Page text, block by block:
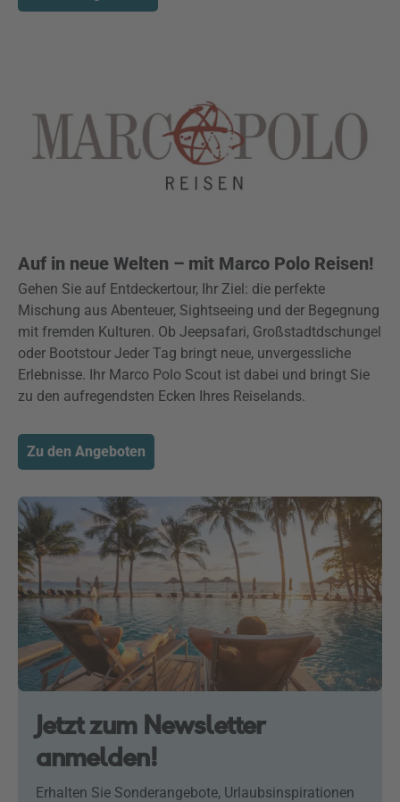
Auf in neue Welten – mit Marco Polo Reisen!
Gehen Sie auf Entdeckertour, Ihr Ziel: die perfekte
Mischung aus Abenteuer, Sightseeing und der Begegnung
mit fremden Kulturen. Ob Jeepsafari, Großstadtdschungel
oder Bootstour Jeder Tag bringt neue, unvergessliche
Erlebnisse. Ihr Marco Polo Scout ist dabei und bringt Sie
zu den aufregendsten Ecken Ihres Reiselands.
Zu den Angeboten
Jetzt zum Newsletter
anmelden!
Erhalten Sie Sonderangebote, Urlaubsinspirationen